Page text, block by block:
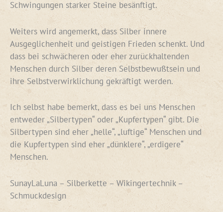
Schwingungen starker Steine besänftigt.
Weiters wird angemerkt, dass Silber innere
Ausgeglichenheit und geistigen Frieden schenkt. Und
dass bei schwächeren oder eher zurückhaltenden
Menschen durch Silber deren Selbstbewußtsein und
ihre Selbstverwirklichung gekräftigt werden.
Ich selbst habe bemerkt, dass es bei uns Menschen
entweder „Silbertypen“ oder „Kupfertypen“ gibt. Die
Silbertypen sind eher „helle“, „luftige“ Menschen und
die Kupfertypen sind eher „dünklere“, „erdigere“
Menschen.
SunayLaLuna – Silberkette – Wikingertechnik –
Schmuckdesign